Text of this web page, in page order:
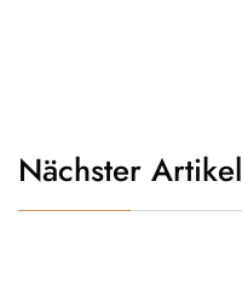
Nächster Artikel